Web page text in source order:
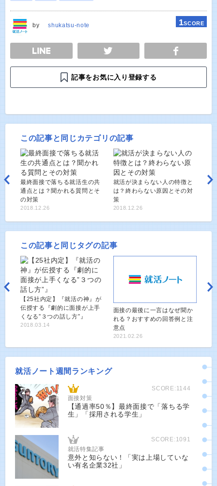
by shukatsu-note 1SCORE
TWEET
記事をお気に入り登録する
この記事と同じカテゴリの記事
最終面接で落ちる就活生の共
通点とは？聞かれる質問とそ
の対策
2018.12.26
就活が決まらない人の特徴と
は？終わらない原因とその対
策
2018.12.26
この記事と同じタグの記事
【25社内定】『就活の神』が
伝授する『劇的に面接が上手
くなる”３つの話し方”』
2018.03.14
面接の最後に一言はなぜ聞か
れる？おすすめの回答例と注
意点
2021.02.26
就活ノート週間ランキング
SCORE:1144
面接対策
【通過率50％】最終面接で「落ちる学
生」「採用される学生」
SCORE:1091
就活特集記事
意外と知らない！「実は上場していな
い有名企業32社」